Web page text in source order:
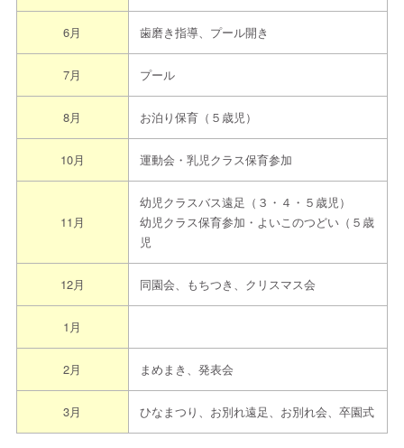
6月 歯磨き指導、プール開き
7月 プール
8月 お泊り保育（５歳児）
10月 運動会・乳児クラス保育参加
11月
幼児クラスバス遠足（３・４・５歳児）
幼児クラス保育参加・よいこのつどい（５歳
児
12月 同園会、もちつき、クリスマス会
1月
2月 まめまき、発表会
3月 ひなまつり、お別れ遠足、お別れ会、卒園式